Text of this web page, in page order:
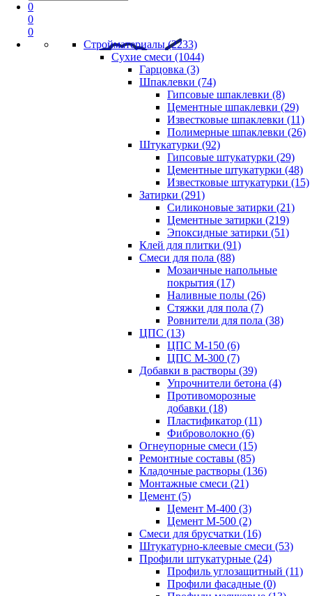
0
0
0
Стройматериалы (2233)
Сухие смеси (1044)
Гарцовка (3)
Шпаклевки (74)
Гипсовые шпаклевки (8)
Цементные шпаклевки (29)
Известковые шпаклевки (11)
Полимерные шпаклевки (26)
Штукатурки (92)
Гипсовые штукатурки (29)
Цементные штукатурки (48)
Известковые штукатурки (15)
Затирки (291)
Силиконовые затирки (21)
Цементные затирки (219)
Эпоксидные затирки (51)
Клей для плитки (91)
Смеси для пола (88)
Мозаичные напольные
покрытия (17)
Наливные полы (26)
Стяжки для пола (7)
Ровнители для пола (38)
ЦПС (13)
ЦПС М-150 (6)
ЦПС М-300 (7)
Добавки в растворы (39)
Упрочнители бетона (4)
Противоморозные
добавки (18)
Пластификатор (11)
Фиброволокно (6)
Огнеупорные смеси (15)
Ремонтные составы (85)
Кладочные растворы (136)
Монтажные смеси (21)
Цемент (5)
Цемент М-400 (3)
Цемент М-500 (2)
Смеси для брусчатки (16)
Штукатурно-клеевые смеси (53)
Профили штукатурные (24)
Профиль углозащитный (11)
Профили фасадные (0)